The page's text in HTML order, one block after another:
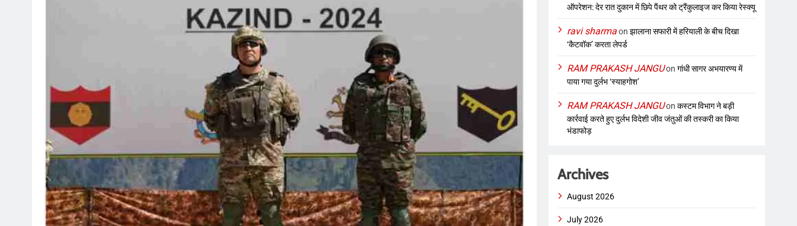
ऑपरेशन: देर रात दुकान में छिपे पैंथर को ट्रैंकुलाइज कर किया रेस्क्यू
ravi sharmaonझालाना सफारी में हरियाली के बीच दिखा
‘कैटवॉक’ करता लेपर्ड
RAM PRAKASH JANGUonगांधी सागर अभयारण्य में
पाया गया दुर्लभ ‘स्याहगोश’
RAM PRAKASH JANGUonकस्टम विभाग ने बड़ी
कार्रवाई करते हुए दुर्लभ विदेशी जीव जंतुओं की तस्करी का किया
भंडाफोड़
Archives
August 2026
July 2026